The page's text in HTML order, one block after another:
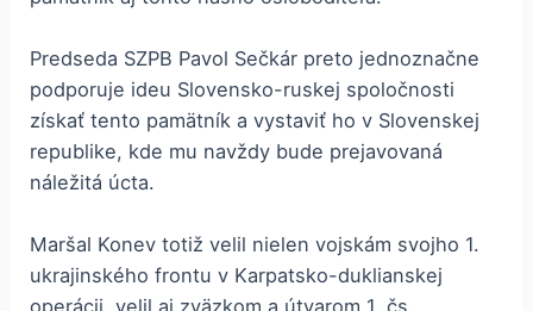
Predseda SZPB Pavol Sečkár preto jednoznačne
podporuje ideu Slovensko-ruskej spoločnosti
získať tento pamätník a vystaviť ho v Slovenskej
republike, kde mu navždy bude prejavovaná
náležitá úcta.
Maršal Konev totiž velil nielen vojskám svojho 1.
ukrajinského frontu v Karpatsko-duklianskej